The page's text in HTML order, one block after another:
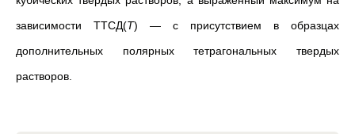
зависимости ТТСД(Т) — с присутствием в образцах
дополнительных полярных тетрагональных твердых
растворов.